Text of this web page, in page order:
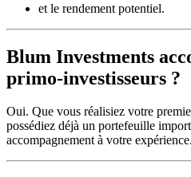
et le rendement potentiel.
Blum Investments
primo-investisseurs ?
Oui. Que vous réalisiez votre
possédiez déjà un portefeuille
accompagnement à votre expérience.